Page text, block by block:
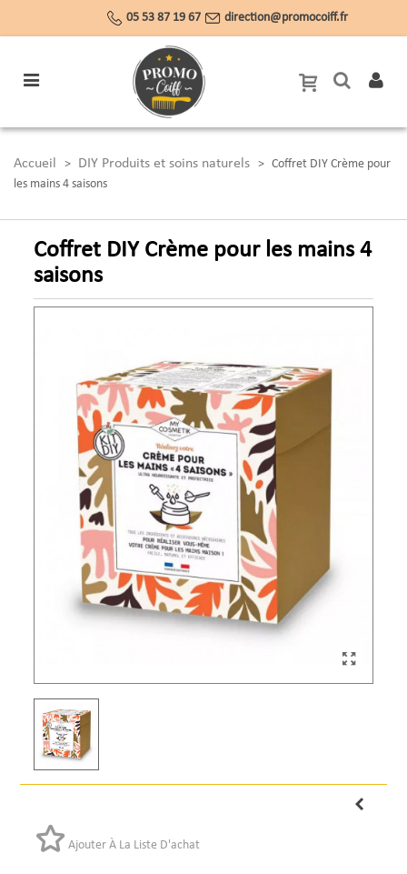
05 53 87 19 67 direction@promocoiff.fr
Accueil > DIY Produits et soins naturels > Coffret DIY Crème pour
les mains 4 saisons
Coffret DIY Crème pour les mains 4
saisons
Ajouter À La Liste D'achat